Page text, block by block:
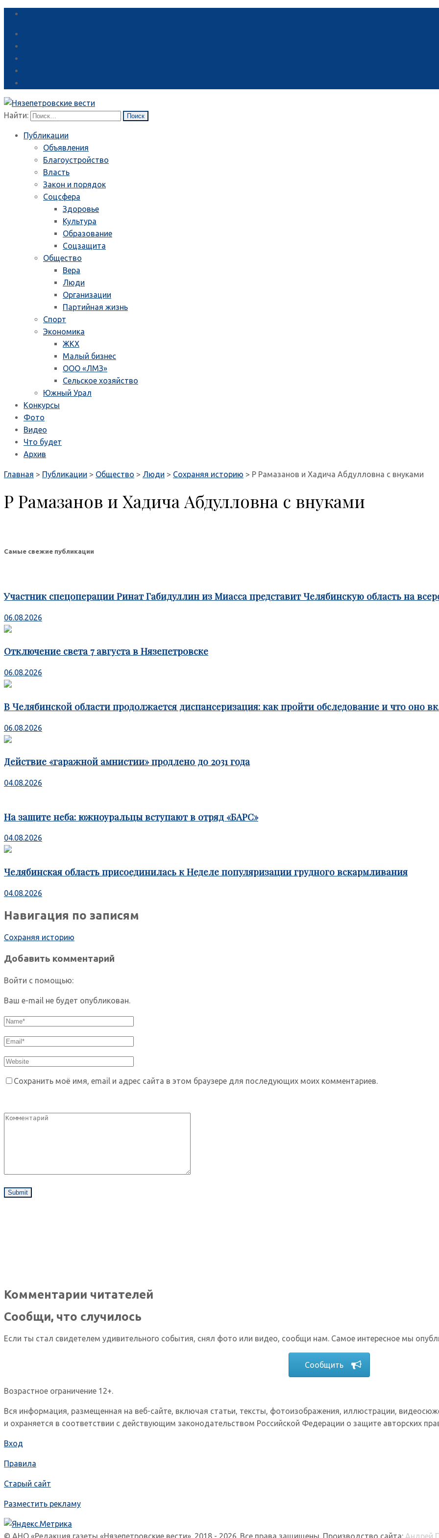
Найти:
Публикации
Объявления
Благоустройство
Власть
Закон и порядок
Соцсфера
Здоровье
Культура
Образование
Соцзащита
Общество
Вера
Люди
Организации
Партийная жизнь
Спорт
Экономика
ЖКХ
Малый бизнес
ООО «ЛМЗ»
Сельское хозяйство
Южный Урал
Конкурсы
Фото
Видео
Что будет
Архив
Главная > Публикации > Общество > Люди > Сохраняя историю > Р Рамазанов и Хадича Абдулловна с внуками
Р Рамазанов и Хадича Абдулловна с внуками
Самые свежие публикации
Участник спецоперации Ринат Габидуллин из Миасса представит Челябинскую область на
06.08.2026
Отключение света 7 августа в Нязепетровске
06.08.2026
В Челябинской области продолжается диспансеризация: как пройти обследование и что оно
06.08.2026
Действие «гаражной амнистии» продлено до 2031 года
04.08.2026
На защите неба: южноуральцы вступают в отряд «БАРС»
04.08.2026
Челябинская область присоединилась к Неделе популяризации грудного вскармливания
04.08.2026
Навигация по записям
Сохраняя историю
Добавить комментарий
Войти с помощью:
Ваш e-mail не будет опубликован.
Сохранить моё имя, email и адрес сайта в этом браузере для последующих моих комментариев.
Комментарии читателей
Сообщи, что случилось
Если ты стал свидетелем удивительного события, снял фото или видео, сообщи нам. Самое интересное мы
Сообщить
Возрастное ограничение 12+.
Вся информация, размещенная на веб-сайте, включая статьи, тексты, фотоизображения, иллюстрации,
и охраняется в соответствии с действующим законодательством Российской Федерации о защите авторских
Вход
Правила
Старый сайт
Разместить рекламу
© АНО «Редакция газеты «Нязепетровские вести». 2018 - 2026. Все права защищены. Производство сайта: Андрей